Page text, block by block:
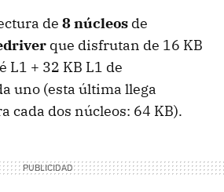
de 8 núcleos de
que disfrutan de 16 KB
L1 + 32 KB L1 de
uno (esta última llega
cada dos núcleos: 64 KB).